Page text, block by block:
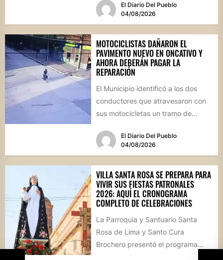
el estado...El Diario Del Pueblo
04/08/2026
MOTOCICLISTAS DAÑARON EL
PAVIMENTO NUEVO EN ONCATIVO Y
AHORA DEBERÁN PAGAR LA
REPARACIÓN
El Municipio identificó a los dos
conductores que atravesaron con
sus motocicletas un tramo de
calle...
El Diario Del Pueblo
04/08/2026
VILLA SANTA ROSA SE PREPARA PARA
VIVIR SUS FIESTAS PATRONALES
2026: AQUÍ EL CRONOGRAMA
COMPLETO DE CELEBRACIONES
La Parroquia y Santuario Santa
Rosa de Lima y Santo Cura
Brochero presentó el programa